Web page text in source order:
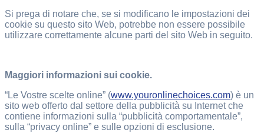
Si prega di notare che, se si modificano le impostazioni dei
cookie su questo sito Web, potrebbe non essere possibile
utilizzare correttamente alcune parti del sito Web in seguito.
Maggiori informazioni sui cookie.
“Le Vostre scelte online” (www.youronlinechoices.com) è un
sito web offerto dal settore della pubblicità su Internet che
contiene informazioni sulla “pubblicità comportamentale”,
sulla “privacy online” e sulle opzioni di esclusione.